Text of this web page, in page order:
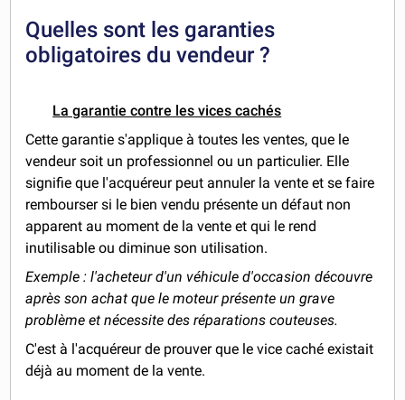
Quelles sont les garanties
obligatoires du vendeur ?
La garantie contre les vices cachés
Cette garantie s'applique à toutes les ventes, que le
vendeur soit un professionnel ou un particulier. Elle
signifie que l'acquéreur peut annuler la vente et se faire
rembourser si le bien vendu présente un défaut non
apparent au moment de la vente et qui le rend
inutilisable ou diminue son utilisation.
Exemple : l'acheteur d'un véhicule d'occasion découvre
après son achat que le moteur présente un grave
problème et nécessite des réparations couteuses.
C'est à l'acquéreur de prouver que le vice caché existait
déjà au moment de la vente.